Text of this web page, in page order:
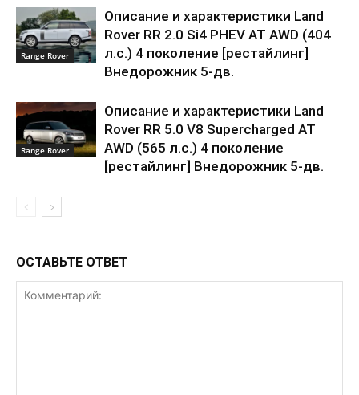
Range Rover
Описание и характеристики Land
Rover RR 2.0 Si4 PHEV AT AWD (404
л.с.) 4 поколение [рестайлинг]
Внедорожник 5-дв.
Range Rover
Описание и характеристики Land
Rover RR 5.0 V8 Supercharged AT
AWD (565 л.с.) 4 поколение
[рестайлинг] Внедорожник 5-дв.
ОСТАВЬТЕ ОТВЕТ